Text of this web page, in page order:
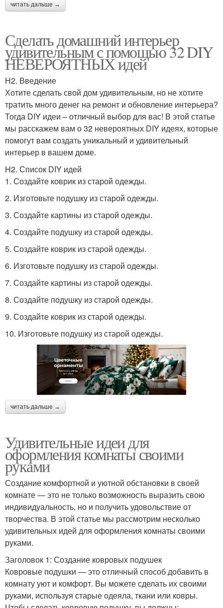
читать дальше →
Сделать домашний интерьер
удивительным с помощью 32 DIY
НЕВЕРОЯТНЫХ идей
H2. Введение
Хотите сделать свой дом удивительным, но не хотите
тратить много денег на ремонт и обновление интерьера?
Тогда DIY идеи – отличный выбор для вас! В этой статье
мы расскажем вам о 32 невероятных DIY идеях, которые
помогут вам создать уникальный и удивительный
интерьер в вашем доме.
H2. Список DIY идей
1. Создайте коврик из старой одежды.
2. Изготовьте подушку из старой одежды.
3. Создайте картины из старой одежды.
4. Создайте подушку из старой одежды.
5. Создайте коврик из старой одежды.
6. Изготовьте подушку из старой одежды.
7. Создайте картины из старой одежды.
8. Создайте подушку из старой одежды.
9. Создайте коврик из старой одежды.
10. Изготовьте подушку из старой одежды.
читать дальше →
Удивительные идеи для
оформления комнаты своими
руками
Создание комфортной и уютной обстановки в своей
комнате — это не только возможность выразить свою
индивидуальность, но и получить удовольствие от
творчества. В этой статье мы рассмотрим несколько
удивительных идей для оформления комнаты своими
руками.
Заголовок 1: Создание ковровых подушек
Ковровые подушки — это отличный способ добавить в
комнату уют и комфорт. Вы можете сделать их своими
руками, используя старые одеяла, ткани или ковры.